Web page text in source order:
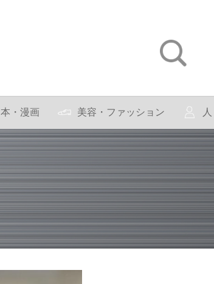
本・漫画 美容・ファッション 人